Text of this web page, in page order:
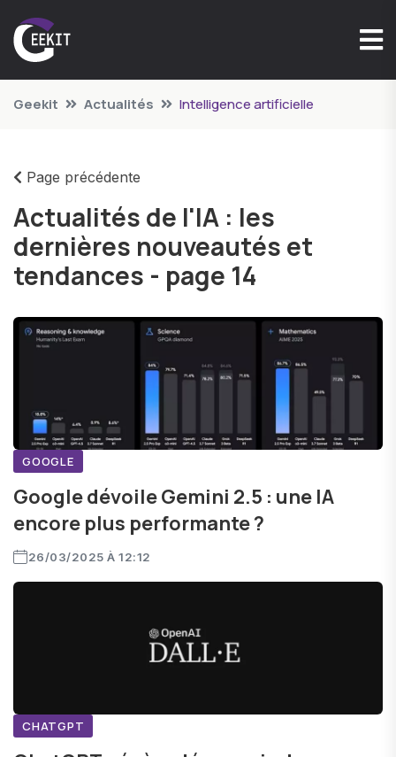
Geekit Actualités Intelligence artificielle
Page précédente
Actualités de l'IA : les
dernières nouveautés et
tendances - page 14
GOOGLE
Google dévoile Gemini 2.5 : une IA
encore plus performante ?
26/03/2025 À 12:12
CHATGPT